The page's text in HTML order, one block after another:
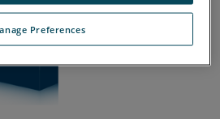
Preferences